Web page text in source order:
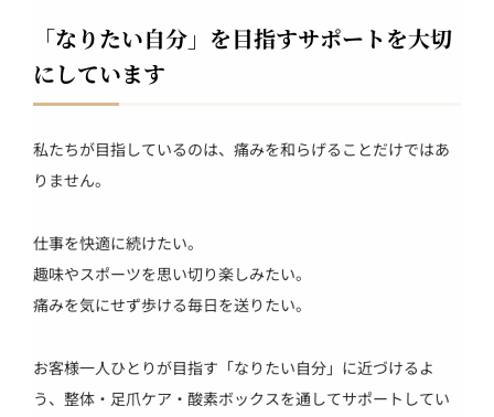
「なりたい自分」を目指すサポートを大切
にしています
私たちが目指しているのは、痛みを和らげることだけではあ
りません。
仕事を快適に続けたい。
趣味やスポーツを思い切り楽しみたい。
痛みを気にせず歩ける毎日を送りたい。
お客様一人ひとりが目指す「なりたい自分」に近づけるよ
う、整体・足爪ケア・酸素ボックスを通してサポートしてい